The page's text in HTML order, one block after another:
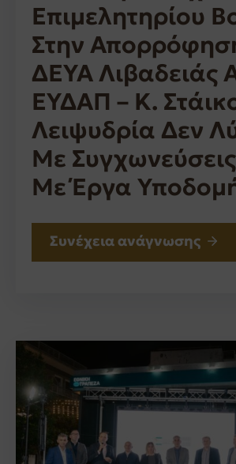
Επιμελητηρίου
Στην
ΔΕΥΑ Λιβαδειάς
ΕΥΔΑΠ – Κ.
Λειψυδρία Δεν
Με
Με Έργα
Συνέχεια ανάγνωσης